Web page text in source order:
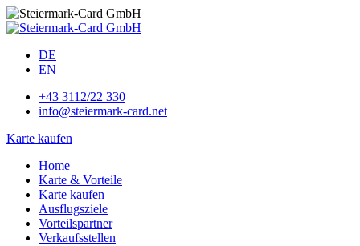
DE
EN
+43 3112/22 330
info@steiermark-card.net
Karte kaufen
Home
Karte & Vorteile
Karte kaufen
Ausflugsziele
Vorteilspartner
Verkaufsstellen